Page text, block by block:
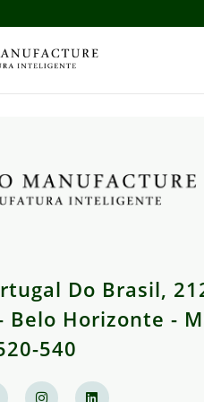
Do Brasil,
Belo Horizonte -
540